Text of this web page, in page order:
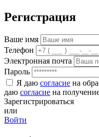
Регистрация
Ваше имя
Телефон
Электронная почта
Пароль
Я даю согласие на
даю согласие на
Зарегистрироваться
или
Войти